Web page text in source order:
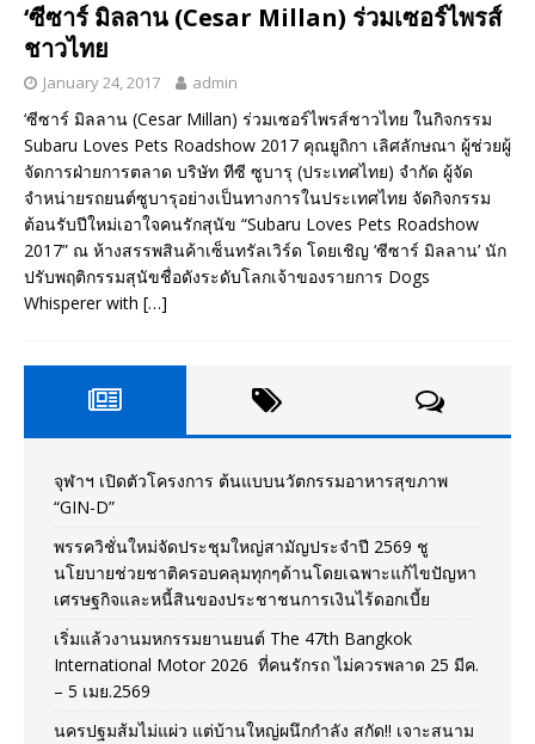
‘ซีซาร์ มิลลาน (Cesar Millan) ร่วมเซอร์ไพรส์
ชาวไทย
January 24, 2017 admin
‘ซีซาร์ มิลลาน (Cesar Millan) ร่วมเซอร์ไพรส์ชาวไทย ในกิจกรรม
Subaru Loves Pets Roadshow 2017 คุณยูถิกา เลิศลักษณา ผู้ช่วยผู้
จัดการฝ่ายการตลาด บริษัท ทีซี ซูบารุ (ประเทศไทย) จำกัด ผู้จัด
จำหน่ายรถยนต์ซูบารุอย่างเป็นทางการในประเทศไทย จัดกิจกรรม
ต้อนรับปีใหม่เอาใจคนรักสุนัข “Subaru Loves Pets Roadshow
2017” ณ ห้างสรรพสินค้าเซ็นทรัลเวิร์ด โดยเชิญ ‘ซีซาร์ มิลลาน’ นัก
ปรับพฤติกรรมสุนัขชื่อดังระดับโลกเจ้าของรายการ Dogs
Whisperer with […]
จุฬาฯ เปิดตัวโครงการ ต้นแบบนวัตกรรมอาหารสุขภาพ
“GIN-D”
พรรควิชั่นใหม่จัดประชุมใหญ่สามัญประจำปี 2569 ชู
นโยบายช่วยชาติครอบคลุมทุกๆด้านโดยเฉพาะแก้ไขปัญหา
เศรษฐกิจและหนี้สินของประชาชนการเงินไร้ดอกเบี้ย
เริ่มแล้วงานมหกรรมยานยนต์ The 47th Bangkok
International Motor 2026 ที่คนรักรถ ไม่ควรพลาด 25 มีค.
– 5 เมย.2569
นครปฐมส้มไม่แผ่ว แต่บ้านใหญ่ผนึกกำลัง สกัด!! เจาะสนาม